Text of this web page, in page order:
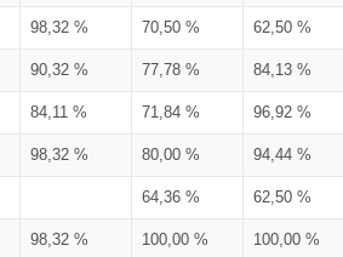
98,32 % 70,50 % 62,50 %
90,32 % 77,78 % 84,13 %
84,11 % 71,84 % 96,92 %
98,32 % 80,00 % 94,44 %
64,36 % 62,50 %
98,32 % 100,00 % 100,00 %